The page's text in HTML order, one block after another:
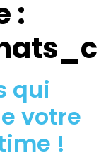
:
qui
votre
!